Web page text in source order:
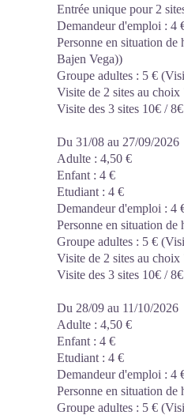
Entrée unique pour 2
Demandeur d'emploi : 4
Personne en situation de
Bajen Vega))
Groupe adultes : 5 €
Visite de 2 sites au
Visite des 3 sites 10€ /
Du 31/08 au 27/09/2026
Adulte : 4,50 €
Enfant : 4 €
Etudiant : 4 €
Demandeur d'emploi : 4
Personne en situation de
Groupe adultes : 5 €
Visite de 2 sites au
Visite des 3 sites 10€ /
Du 28/09 au 11/10/2026
Adulte : 4,50 €
Enfant : 4 €
Etudiant : 4 €
Demandeur d'emploi : 4
Personne en situation de
Groupe adultes : 5 €